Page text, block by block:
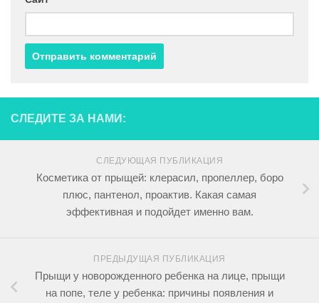
СЛЕДИТЕ ЗА НАМИ:
СЛЕДУЮЩАЯ ПУБЛИКАЦИЯ
Косметика от прыщей: клерасил, пропеллер, боро
плюс, пантенол, проактив. Какая самая
эффективная и подойдет именно вам.
ПРЕДЫДУЩАЯ ПУБЛИКАЦИЯ
Прыщи у новорожденного ребенка на лице, прыщи
на попе, теле у ребенка: причины появления и